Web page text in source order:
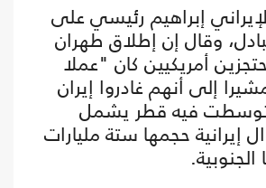
إبراهيم رئيسي على
وقال إن إطلاق طهران
أمريكيين كان "عملا
إلى أنهم غادروا إيران
توسطت فيه قطر يشمل
إيرانية حجمها ستة مليارات